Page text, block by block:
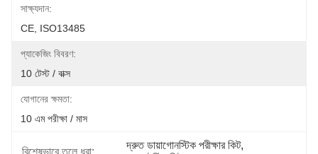
সাক্ষ্যদান:
CE, ISO13485
প্যাকেজিং বিবরণ:
10 টেস্ট / বাক্স
যোগানের ক্ষমতা:
10 এম পরীক্ষা / মাস
বিশেষভাবে তুলে ধরা:
দ্রুত ডায়াগোনস্টিক পরীক্ষার কিট,